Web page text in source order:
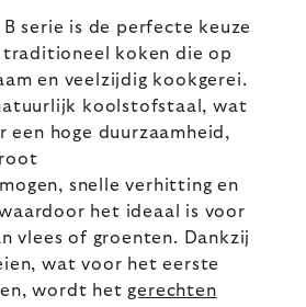
serie is de perfecte keuze
koken die op
en veelzijdig kookgerei.
koolstofstaal, wat
een hoge duurzaamheid,
snelle verhitting en
het ideaal is voor
vlees of groenten. Dankzij
wat voor het eerste
wordt het gerechten